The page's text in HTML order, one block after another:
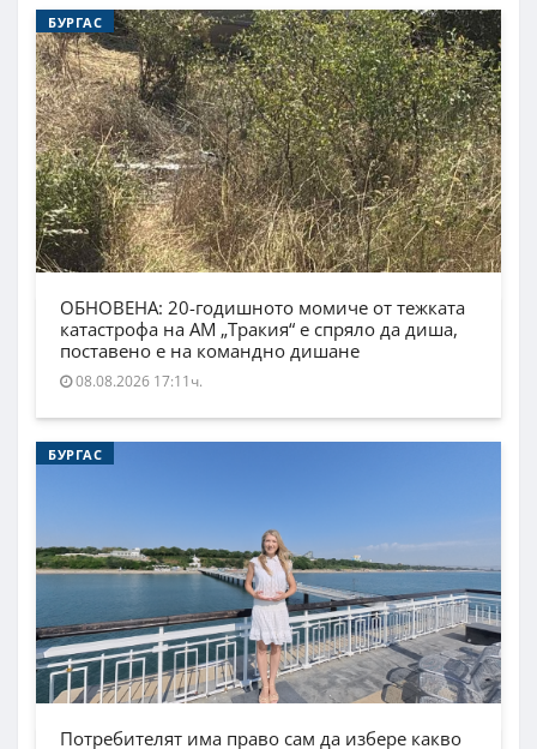
БУРГАС
ОБНОВЕНА: 20-годишното момиче от тежката
катастрофа на АМ „Тракия“ е спряло да диша,
поставено е на командно дишане
08.08.2026 17:11ч.
БУРГАС
Потребителят има право сам да избере какво